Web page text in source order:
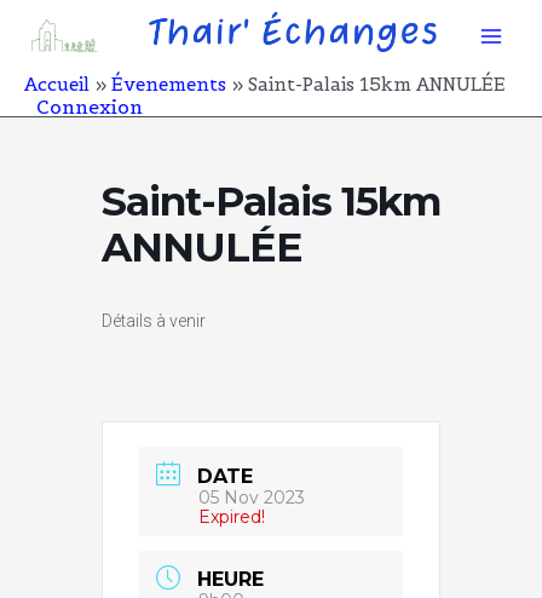
contenu
Accueil Évenements Saint-Palais 15km ANNULÉE
Connexion
Saint-Palais 15km
ANNULÉE
Détails à venir
DATE
05 Nov 2023
Expired!
HEURE